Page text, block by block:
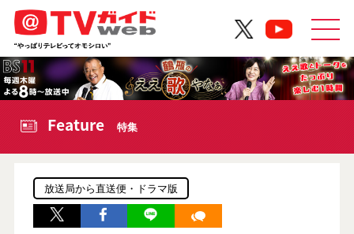
Feature 特集
放送局から直送便・ドラマ版